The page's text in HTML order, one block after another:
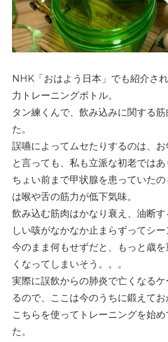
NHK 「おはよう日本」でも紹介さ
力トレーニングボトル。
タン練くんで、飲み込みに関する
た。
誤嚥によってムセたりするのは、
と言っても、私も立派な初老では
ちょい前まで甲状腺を患っていた
は喉や舌の筋力が低下気味。
飲み込む筋肉はかなり衰え、油断
しい咳がなかなか止まらずってシー
今のまま何もせずだと、もっと歳
くなってしまいそう。。。
実際に誤飲からの肺炎で亡くなる
るので、ここは今のうちに鍛えて
こちらを使ってトレーニングを始
た。